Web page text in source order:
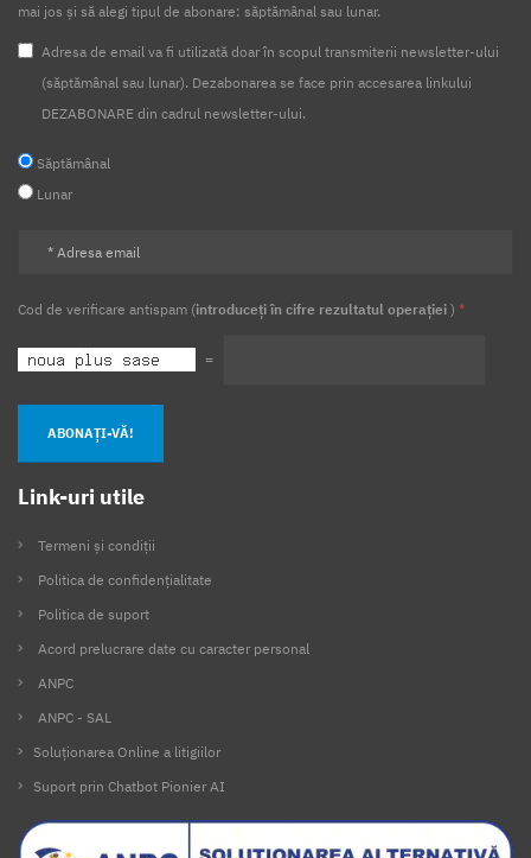
mai jos și să alegi tipul de abonare: săptămânal sau lunar.
Adresa de email va fi utilizată doar în scopul transmiterii newsletter-ului
(săptămânal sau lunar). Dezabonarea se face prin accesarea linkului
DEZABONARE din cadrul newsletter-ului.
Săptămânal
Lunar
Cod de verificare antispam (introduceți în cifre rezultatul operației ) *
=
ABONAȚI-VĂ!
Link-uri utile
Termeni și condiții
Politica de confidențialitate
Politica de suport
Acord prelucrare date cu caracter personal
ANPC
ANPC - SAL
Soluționarea Online a litigiilor
Suport prin Chatbot Pionier AI